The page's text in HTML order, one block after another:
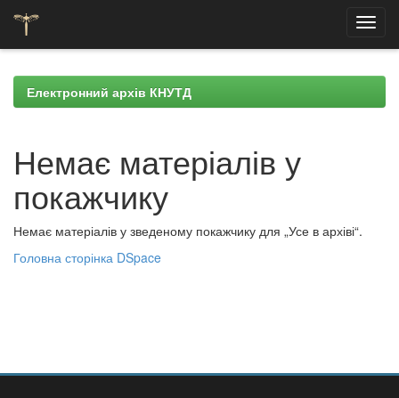
navigationЕлектронний архів КНУТД
Немає матеріалів у
покажчику
Немає матеріалів у зведеному покажчику для „Усе в архіві“.
Головна сторінка DSpace